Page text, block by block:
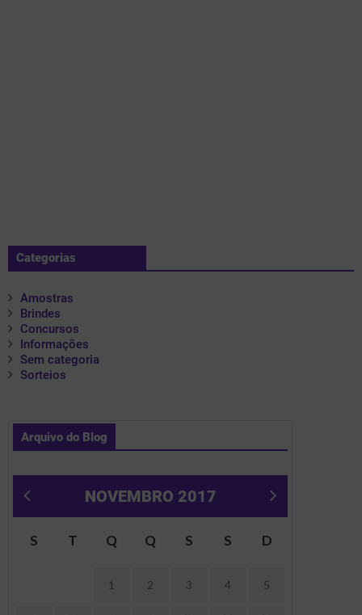
Categorias
Amostras
Brindes
Concursos
Informações
Sem categoria
Sorteios
Arquivo do Blog
NOVEMBRO 2017
S T Q Q S S D
« out dez »
1 2 3 4 5